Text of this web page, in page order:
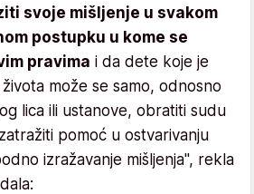
svoje mišljenje u svakom
postupku u kome se
pravima i da dete koje je
može se samo, odnosno
lica ili ustanove, obratiti sudu
pomoć u ostvarivanju
izražavanje mišljenja", rekla